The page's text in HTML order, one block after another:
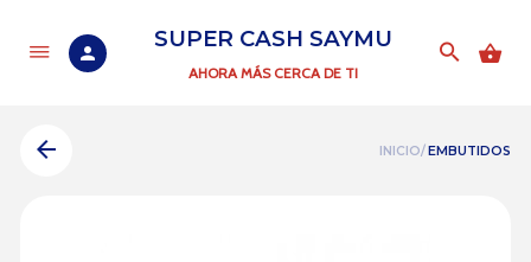
SUPER CASH SAYMU
AHORA MÁS CERCA DE TI
INICIO/EMBUTIDOS